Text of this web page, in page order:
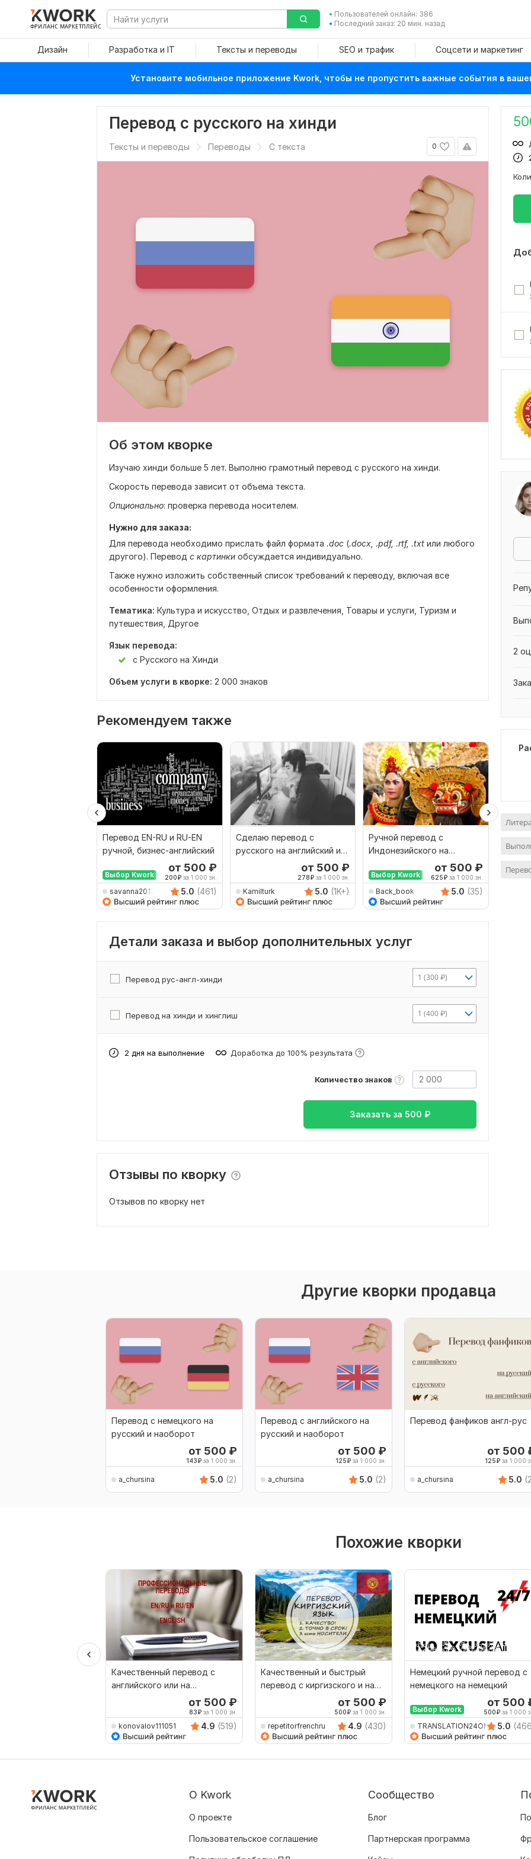
ФРИЛАНС МАРКЕТПЛЕЙС
Пользователей онлайн: 386
Последний заказ: 20 мин. назад
Дизайн Разработка и IT Тексты и переводы SEO и трафик Соцсети и маркетинг
Установите мобильное приложение Kwork, чтобы не пропустить важные события в
Перевод с русского на хинди
0
Тексты и переводы Переводы С текста
Об этом кворке
Изучаю хинди больше 5 лет. Выполню грамотный перевод с русского на хинди.
Скорость перевода зависит от объема текста.
Опционально: проверка перевода носителем.
Нужно для заказа:
Для перевода необходимо прислать файл формата .doc (.docx, .pdf, .rtf, .txt или любого
другого). Перевод с картинки обсуждается индивидуально.
Также нужно изложить собственный список требований к переводу, включая все
особенности оформления.
Тематика: Культура и искусство, Отдых и развлечения, Товары и услуги, Туризм и
путешествия, Другое
Язык перевода:
с Русского на Хинди
Объем услуги в кворке: 2 000 знаков
Рекомендуем также
Перевод EN-RU и RU-EN
ручной, бизнес-английский
Выбор Kwork
от 500 ₽
200₽за 1 000 зн.
savanna2013 5.0 (461)
Сделаю перевод с
русского на английский и
от 500 ₽
278₽ за 1 000 зн.
Kamilturk 5.0 (1K+)
Ручной перевод с
Индонезийского на
Русский и наоборот
Выбор Kwork
от 500 ₽
625₽за 1 000 зн.
Back_book 5.0 (35)
Детали заказа и выбор дополнительных услуг
Перевод рус-англ-хинди 1 (300 ₽)
Перевод на хинди и хинглиш 1 (400 ₽)
2 дня на выполнение Доработка до 100% результата
Количество знаков
Заказать за 500 ₽
Отзывы по кворку
Отзывов по кворку нет
2
Другие кворки продавца
Перевод с немецкого на
русский и наоборот
от 500 ₽
143₽ за 1 000 зн.
a_chursina 5.0 (2)
Перевод с английского на
русский и наоборот
от 500 ₽
125₽ за 1 000 зн.
a_chursina 5.0 (2)
Перевод фанфиков англ-рус
от 500
125₽ за 1 000
a_chursina 5.0
Похожие кворки
Качественный перевод c
английского или на
от 500 ₽
83₽ за 1 000 зн.
konovalov111051 4.9 (519)
Качественный и быстрый
перевод с киргизского и на
от 500 ₽
500₽ за 1 000 зн.
repetitorfrenchru 4.9 (430)
Немецкий ручной перевод с
немецкого на немецкий
Выбор Kwork
от 500
500₽ за 1 000
TRANSLATION24ON7 5.0
О Kwork
О проекте
Пользовательское соглашение
Сообщество
Блог
Партнерская программа